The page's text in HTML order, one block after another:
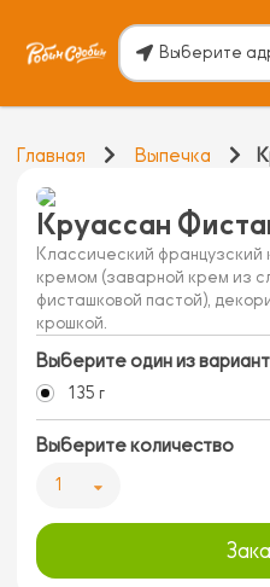
Выберите
Главная Выпечка
Круассан
Классический
кремом (заварной крем из
фисташковой пастой),
крошкой.
Выберите один из
135 г
Выберите количество
1